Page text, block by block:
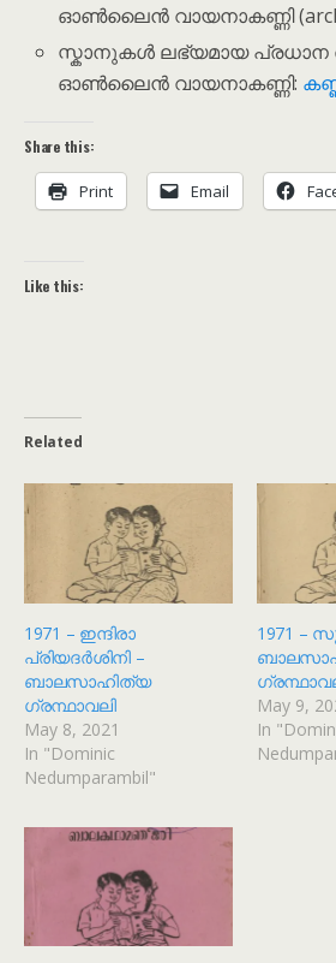
ഓൺലൈൻ വായനാകണ്ണി
സ്കാനുകൾ ലഭ്യമായ പ്രധാന
ഓൺലൈൻ വായനാകണ്ണി:
Share this:
Print Email
Like this:
Related
1971 – ഇന്ദിരാ
പ്രിയദർശിനി –
ബാലസാഹിത്യ
ഗ്രന്ഥാവലി
May 8, 2021
In "Dominic
Nedumparambil"
1971 –
May 9,
In